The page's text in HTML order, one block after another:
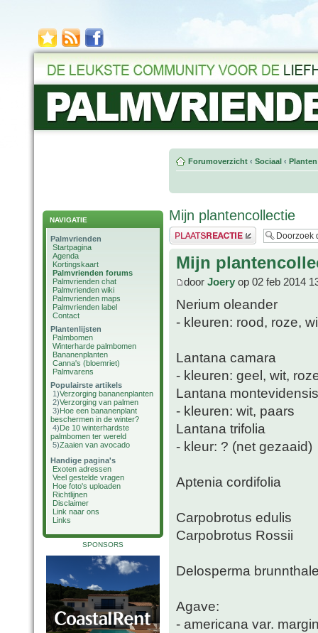
NAVIGATIE
Palmvrienden
Startpagina
Agenda
Kortingskaart
Palmvrienden forums
Palmvrienden chat
Palmvrienden wiki
Palmvrienden maps
Palmvrienden label
Contact
Plantenlijsten
Palmbomen
Winterharde palmbomen
Bananenplanten
Canna's (bloemriet)
Palmvarens
Populairste artikels
1)Verzorging bananenplanten
2)Verzorging van palmen
3)Hoe een bananenplant
beschermen in de winter?
4)De 10 winterhardste
palmbomen ter wereld
5)Zaaien van avocado
Handige pagina's
Exoten adressen
Veel gestelde vragen
Hoe foto's uploaden
Richtlijnen
Disclaimer
Link naar ons
Links
SPONSORS
Forumoverzicht ‹ Sociaal ‹
Mijn plantencollectie
Plaats een reactie
Mijn
door Joery op 02 feb 2014
Nerium oleander
- kleuren: rood, roze,
Lantana camara
- kleuren: geel, wit,
Lantana montevidensis
- kleuren: wit, paars
Lantana trifolia
- kleur: ? (net gezaaid)
Aptenia cordifolia
Carpobrotus edulis
Carpobrotus Rossii
Delosperma
Agave:
- americana var.